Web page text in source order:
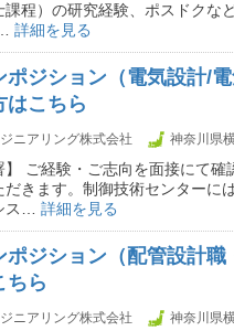
課程）の研究経験、ポスドクな
詳細を見る
ポジション（電気設計/
はこちら
ニアリング株式会社 神奈川県
】 ご経験・ご志向を面接にて
だきます。制御技術センターに
ス… 詳細を見る
ポジション（配管設計
ちら
ニアリング株式会社 神奈川県